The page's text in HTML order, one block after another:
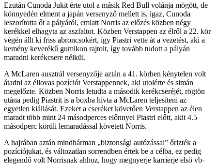
Ezután Cunoda Jukit érte utol a másik Red Bull volánja mögött, de
könnyedén elment a japán versenyző mellett is, igaz, Cunoda
leszorította őt a pályáról, emiatt Norris az előzés közben négy
kerékkel elhagyta az aszfaltot. Közben Verstappen az élről a 22. kör
végén állt ki friss abroncsokért, így Piastri vette át a vezetést, aki a
kemény keverékű gumikon rajtolt, így tovább tudott a pályán
maradni kerékcsere nélkül.
A McLaren ausztrál versenyzője aztán a 41. körben kénytelen volt
átadni az éllovas pozíciót Verstappennek, aki utolérte és simán
megelőzte. Közben Norris letudta a második kerékcseréjét, rögtön
utána pedig Piastrit is a boxba hívta a McLaren teljesíteni az
egyetlen kiállását. Ezeket a cseréket követően Verstappen az élen
maradt több mint 24 másodperces előnnyel Piastri előtt, akit 4.5
másodperc körüli lemaradással követett Norris.
A hajrában aztán mindhárman „biztonsági autózással” őrizték a
pozíciójukat, és változatlan sorrendben értek be a célba, ez pedig
elegendő volt Norrisnak ahhoz, hogy megnyerje karrierje első vb-